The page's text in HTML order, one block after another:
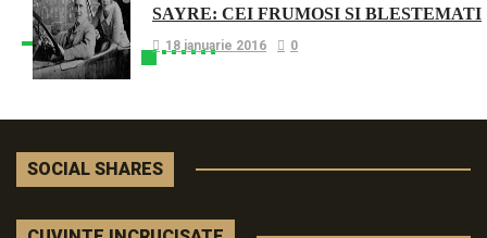
SAYRE: CEI FRUMOSI SI BLESTEMATI
18 ianuarie 2016 0
SOCIAL SHARES